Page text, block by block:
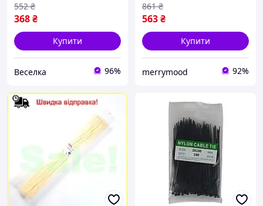
368₴
552 ₴
Купити
Веселка 96%
563₴
861 ₴
Купити
merrymood 92%